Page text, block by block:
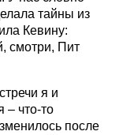
тайны из
Кевину:
смотри, Пит
я и
– что-то
после